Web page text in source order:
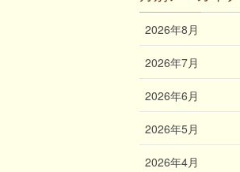
2026年8月
2026年7月
2026年6月
2026年5月
2026年4月